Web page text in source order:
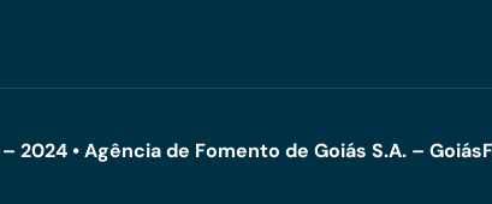
2024 • Agência de Fomento de Goiás S.A. –